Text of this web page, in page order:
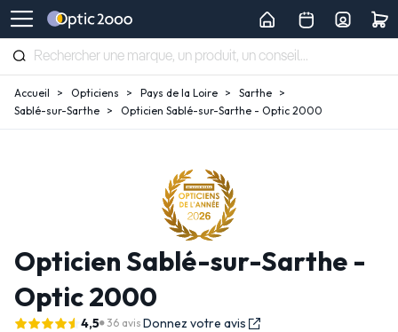
Accueil Opticiens Pays de la Loire
Sarthe
Sablé-sur-Sarthe
Opticien Sablé-sur-Sarthe - Optic 2000
Opticien Sablé-sur-Sarthe -
Optic 2000
4,5 36 avis Donnez votre avis